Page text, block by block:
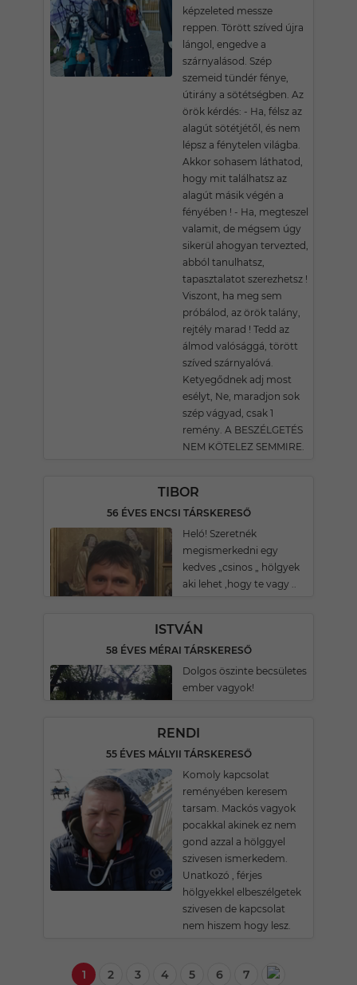
képzeleted messze
reppen. Törött szíved újra
lángol, engedve a
szárnyalásod. Szép
szemeid tündér fénye,
útirány a sötétségben. Az
örök kérdés: - Ha, félsz az
alagút sötétjétől, és nem
lépsz a fénytelen világba.
Akkor sohasem láthatod,
hogy mit találhatsz az
alagút másik végén a
fényében ! - Ha, megteszel
valamit, de mégsem úgy
sikerül ahogyan tervezted,
abból tanulhatsz,
tapasztalatot szerezhetsz !
Viszont, ha meg sem
próbálod, az örök talány,
rejtély marad ! Tedd az
álmod valósággá, törött
szíved szárnyalóvá.
Ketyegődnek adj most
esélyt, Ne, maradjon sok
szép vágyad, csak 1
remény. A BESZÉLGETÉS
NEM KÖTELEZ SEMMIRE.
TIBOR
56 ÉVES ENCSI TÁRSKERESŐ
Heló! Szeretnék
megismerkedni egy
kedves „csinos „ hölgyek
aki lehet ,hogy te vagy ..
ISTVÁN
58 ÉVES MÉRAI TÁRSKERESŐ
Dolgos öszinte becsületes
ember vagyok!
RENDI
55 ÉVES MÁLYII TÁRSKERESŐ
Komoly kapcsolat
reményében keresem
tarsam. Mackós vagyok
pocakkal akinek ez nem
gond azzal a hölggyel
szivesen ismerkedem.
Unatkozó , férjes
hölgyekkel elbeszélgetek
szivesen de kapcsolat
nem hiszem hogy lesz.
1 2 3 4 5 6 7